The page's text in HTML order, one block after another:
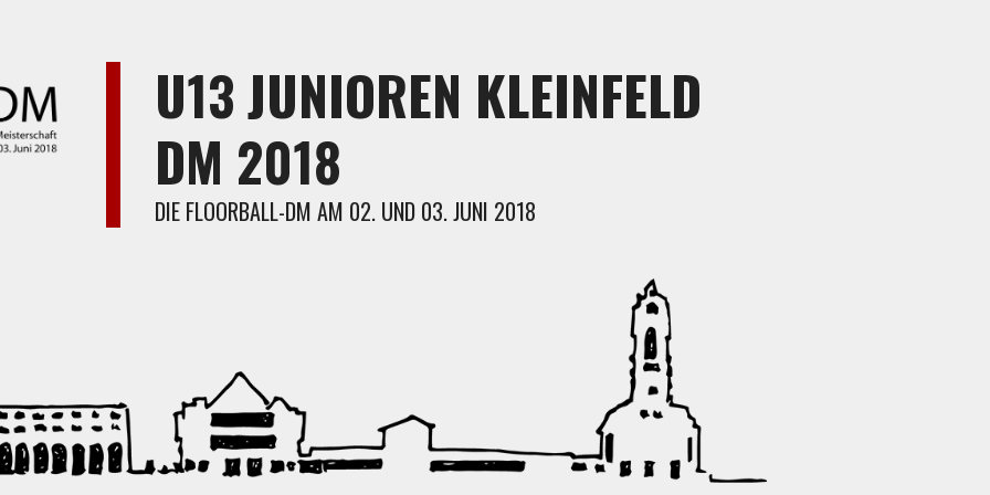
U13 JUNIOREN KLEINFELD
DM 2018
DIE FLOORBALL-DM AM 02. UND 03. JUNI 2018